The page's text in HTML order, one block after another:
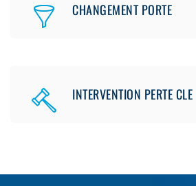
CHANGEMENT PORTE
INTERVENTION PERTE CLE